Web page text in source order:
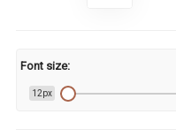
Font size:
12px